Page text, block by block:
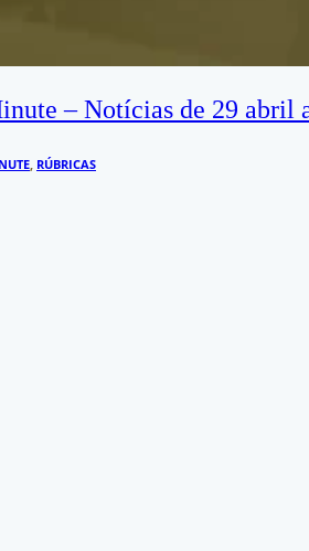
– Notícias de 29 abril
, RÚBRICAS